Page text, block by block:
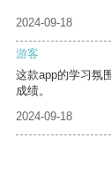
2024-09-18
游客
这款app的学习氛
成绩。
2024-09-18